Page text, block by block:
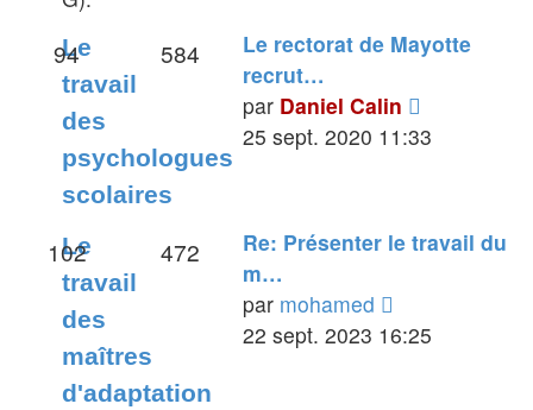
Le
travail
des
psychologues
scolaires
94 584
Le rectorat de Mayotte
recrut…
par Daniel Calin
le
25 sept. 2020 11:33
Le
travail
des
maîtres
d'adaptation
102 472
Re: Présenter le travail du
m…
par mohamed
le
22 sept. 2023 16:25